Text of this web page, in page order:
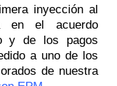
inyección al
en el acuerdo
y de los pagos
a uno de los
de nuestra